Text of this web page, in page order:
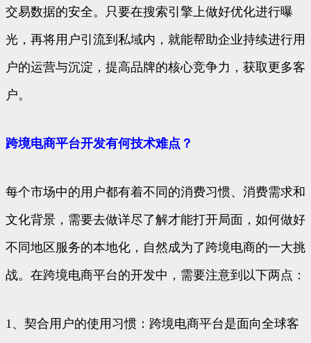
交易数据的安全。只要在搜索引擎上做好优化进行曝
光，再将用户引流到私域内，就能帮助企业持续进行用
户的运营与沉淀，提高品牌的核心竞争力，获取更多客
户。
跨境电商平台开发有何技术难点？
每个市场中的用户都有着不同的消费习惯、消费需求和
文化背景，需要去做详尽了解才能打开局面，如何做好
不同地区服务的本地化，自然成为了跨境电商的一大挑
战。在跨境电商平台的开发中，需要注意到以下两点：
1、契合用户的使用习惯：跨境电商平台是面向全球客